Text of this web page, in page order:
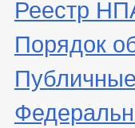
Реестр
Порядок